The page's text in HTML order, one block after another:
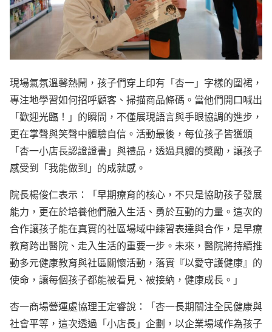
現場氣氛溫馨熱鬧，孩子們穿上印有「杏一」字樣的圍裙，
專注地學習如何招呼顧客、掃描商品條碼。當他們開口喊出
「歡迎光臨！」的瞬間，不僅展現語言與手眼協調的進步，
更在掌聲與笑聲中體驗自信。活動最後，每位孩子皆獲頒
「杏一小店長認證證書」與禮品，透過具體的獎勵，讓孩子
感受到「我能做到」的成就感。
院長楊俊仁表示：「早期療育的核心，不只是協助孩子發展
能力，更在於培養他們融入生活、勇於互動的力量。這次的
合作讓孩子能在真實的社區場域中練習表達與合作，是早療
教育跨出醫院、走入生活的重要一步。未來，醫院將持續推
動多元健康教育與社區關懷活動，落實『以愛守護健康』的
使命，讓每個孩子都能被看見、被接納，健康成長。」
杏一商場營運處協理王定睿說：「杏一長期關注全民健康與
社會平等，這次透過「小店長」企劃，以企業場域作為孩子